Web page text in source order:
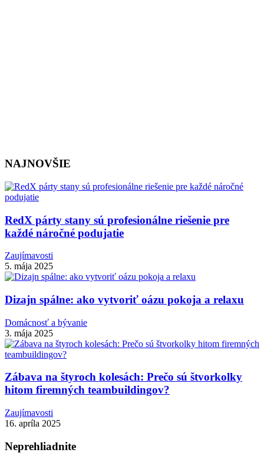
NAJNOVŠIE
RedX párty stany sú profesionálne riešenie pre
každé náročné podujatie
Zaujímavosti
5. mája 2025
Dizajn spálne: ako vytvoriť oázu pokoja a relaxu
Domácnosť a bývanie
3. mája 2025
Zábava na štyroch kolesách: Prečo sú štvorkolky
hitom firemných teambuildingov?
Zaujímavosti
16. apríla 2025
Neprehliadnite